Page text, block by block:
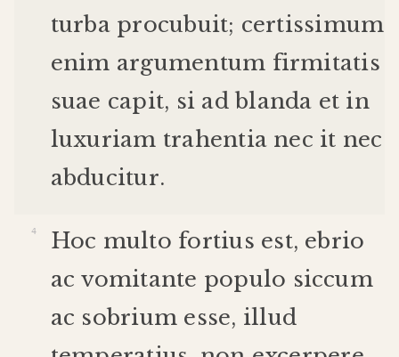
turba procubuit; certissimum
enim argumentum firmitatis
suae capit, si ad blanda et in
luxuriam trahentia nec it nec
abducitur.
Hoc multo fortius est, ebrio
ac vomitante populo siccum
ac sobrium esse, illud